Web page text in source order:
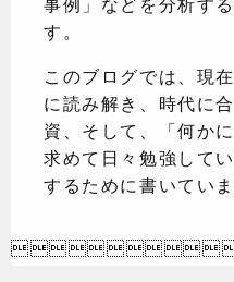
す。
このブログでは、現
に読み解き、時代に
資、そして、「何か
求めて日々勉強して
するために書いていま